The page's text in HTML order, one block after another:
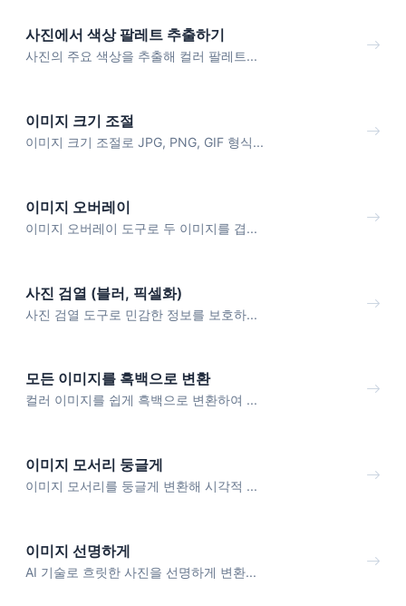
사진에서 색상 팔레트 추출하기
사진의 주요 색상을 추출해 컬러 팔레트...
이미지 크기 조절
이미지 크기 조절로 JPG, PNG, GIF 형식...
이미지 오버레이
이미지 오버레이 도구로 두 이미지를 겹...
사진 검열 (블러, 픽셀화)
사진 검열 도구로 민감한 정보를 보호하...
모든 이미지를 흑백으로 변환
컬러 이미지를 쉽게 흑백으로 변환하여 ...
이미지 모서리 둥글게
이미지 모서리를 둥글게 변환해 시각적 ...
이미지 선명하게
AI 기술로 흐릿한 사진을 선명하게 변환...